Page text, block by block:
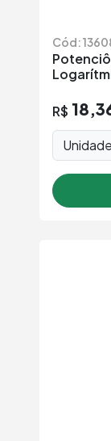
Cód:
R$
Unidade